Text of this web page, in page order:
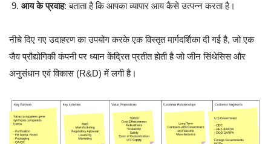
आय के प्रवाह: बताता है कि आपका व्यापार आय कैसे उत्पन्न करता है।
नीचे दिए गए उदाहरण का उपयोग करके एक विस्तृत मार्गदर्शिका दी गई है, जो एक
जैव प्रौद्योगिकी कंपनी पर ध्यान केंद्रित प्रतीत होती है जो जीन सिंथेसिस और
अनुसंधान एवं विकास (R&D) में लगी है।